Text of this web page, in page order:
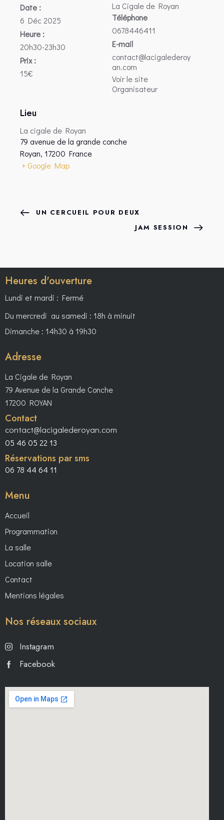
Date :
6 Déc 2025
Heure :
20h30-23h30
Prix :
15€
Lieu
La cigale de Royan
79 avenue de la grande conche
Royan, 17200 France
+ Google Map
La Cigale de Royan
Téléphone
0678446411
E-mail
contact@lacigalederoy
an.com
Voir le site
Organisateur
UN CERCUEIL POUR DEUX
JAM SESSION
Heures d'ouverture
Lundi et mardi : Fermé
Du mercredi au samedi : 18h à minuit
Dimanche : 14h30 à 19h30
Adresse
La Cigale de Royan
79 Avenue de la Grande Conche
17200 ROYAN
Contact
contact@lacigalederoyan.com
05 46 05 22 13
Réservations par sms
06 78 44 64 11
Menu
Accueil
Programmation
La salle
Location salle
Contact
Mentions légales
Nos réseaux sociaux
Instagram
Facebook